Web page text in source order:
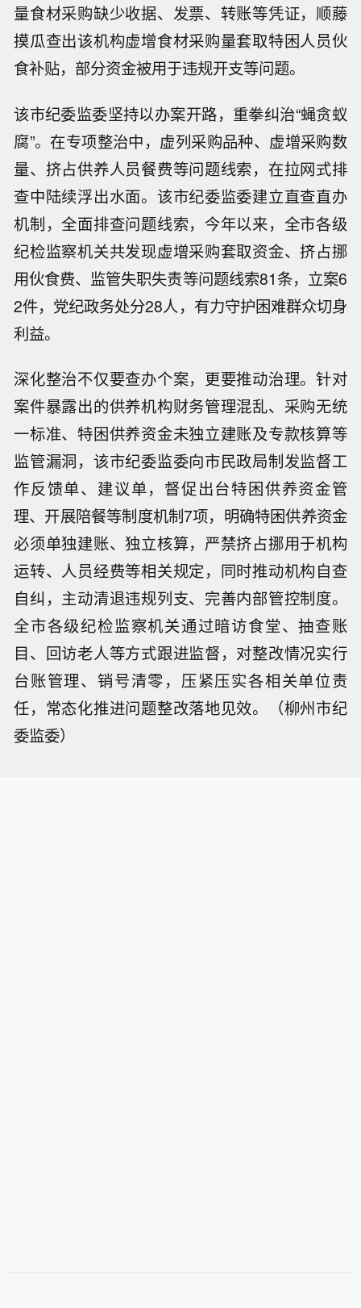
量食材采购缺少收据、发票、转账等凭证，顺藤
摸瓜查出该机构虚增食材采购量套取特困人员伙
食补贴，部分资金被用于违规开支等问题。
该市纪委监委坚持以办案开路，重拳纠治“蝇贪蚁
腐”。在专项整治中，虚列采购品种、虚增采购数
量、挤占供养人员餐费等问题线索，在拉网式排
查中陆续浮出水面。该市纪委监委建立直查直办
机制，全面排查问题线索，今年以来，全市各级
纪检监察机关共发现虚增采购套取资金、挤占挪
用伙食费、监管失职失责等问题线索81条，立案6
2件，党纪政务处分28人，有力守护困难群众切身
利益。
深化整治不仅要查办个案，更要推动治理。针对
案件暴露出的供养机构财务管理混乱、采购无统
一标准、特困供养资金未独立建账及专款核算等
监管漏洞，该市纪委监委向市民政局制发监督工
作反馈单、建议单，督促出台特困供养资金管
理、开展陪餐等制度机制7项，明确特困供养资金
必须单独建账、独立核算，严禁挤占挪用于机构
运转、人员经费等相关规定，同时推动机构自查
自纠，主动清退违规列支、完善内部管控制度。
全市各级纪检监察机关通过暗访食堂、抽查账
目、回访老人等方式跟进监督，对整改情况实行
台账管理、销号清零，压紧压实各相关单位责
任，常态化推进问题整改落地见效。（柳州市纪
委监委）